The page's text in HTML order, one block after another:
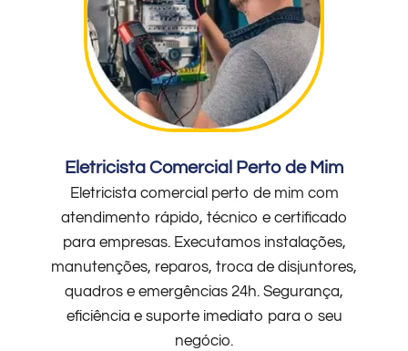
Eletricista Comercial Perto de Mim
Eletricista comercial perto de mim com
atendimento rápido, técnico e certificado
para empresas. Executamos instalações,
manutenções, reparos, troca de disjuntores,
quadros e emergências 24h. Segurança,
eficiência e suporte imediato para o seu
negócio.